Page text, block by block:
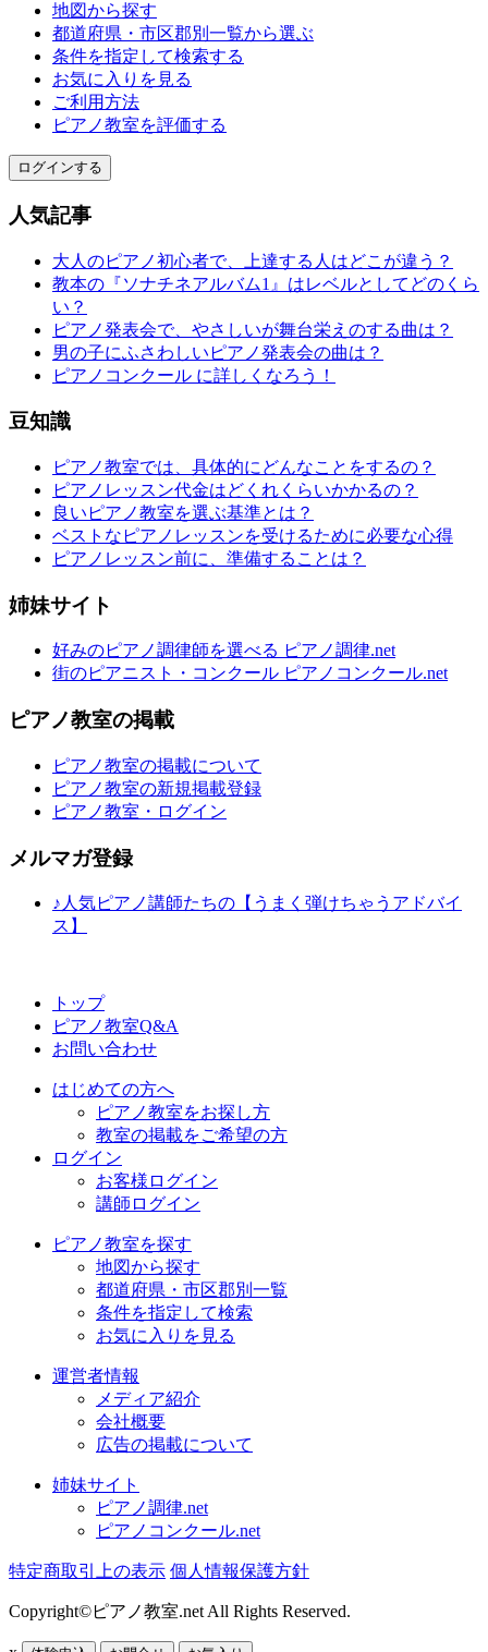
地図から探す
都道府県・市区郡別一覧から選ぶ
条件を指定して検索する
お気に入りを見る
ご利用方法
ピアノ教室を評価する
ログインする
人気記事
大人のピアノ初心者で、上達する人はどこが違う？
教本の『ソナチネアルバム1』はレベルとしてどのくら
い？
ピアノ発表会で、やさしいが舞台栄えのする曲は？
男の子にふさわしいピアノ発表会の曲は？
ピアノコンクール に詳しくなろう！
豆知識
ピアノ教室では、具体的にどんなことをするの？
ピアノレッスン代金はどくれくらいかかるの？
良いピアノ教室を選ぶ基準とは？
ベストなピアノレッスンを受けるために必要な心得
ピアノレッスン前に、準備することは？
姉妹サイト
好みのピアノ調律師を選べる ピアノ調律.net
街のピアニスト・コンクール ピアノコンクール.net
ピアノ教室の掲載
ピアノ教室の掲載について
ピアノ教室の新規掲載登録
ピアノ教室・ログイン
メルマガ登録
♪人気ピアノ講師たちの【うまく弾けちゃうアドバイ
ス】
トップ
ピアノ教室Q&A
お問い合わせ
はじめての方へ
ピアノ教室をお探し方
教室の掲載をご希望の方
ログイン
お客様ログイン
講師ログイン
ピアノ教室を探す
地図から探す
都道府県・市区郡別一覧
条件を指定して検索
お気に入りを見る
運営者情報
メディア紹介
会社概要
広告の掲載について
姉妹サイト
ピアノ調律.net
ピアノコンクール.net
特定商取引上の表示 個人情報保護方針
Copyright©ピアノ教室.net All Rights Reserved.